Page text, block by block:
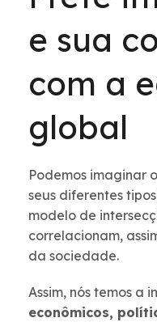
e sua
com a
global
Podemos imaginar
seus diferentes
modelo de
correlacionam,
da sociedade.
Assim, nós temos a
econômicos,